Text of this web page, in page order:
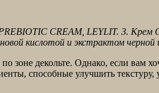
CREAM, LEYLIT. 3.
кислотой и экстрактом черной
зоне декольте. Однако, если вам
способные улучшить текстуру,